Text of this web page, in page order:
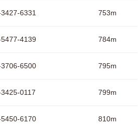
6331 753m
4139 784m
6500 795m
0117 799m
6170 810m